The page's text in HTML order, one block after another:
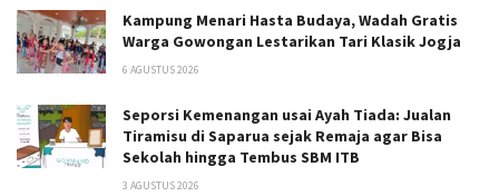
Kampung Menari Hasta Budaya, Wadah Gratis
Warga Gowongan Lestarikan Tari Klasik Jogja
6 AGUSTUS 2026
Seporsi Kemenangan usai Ayah Tiada: Jualan
Tiramisu di Saparua sejak Remaja agar Bisa
Sekolah hingga Tembus SBM ITB
3 AGUSTUS 2026